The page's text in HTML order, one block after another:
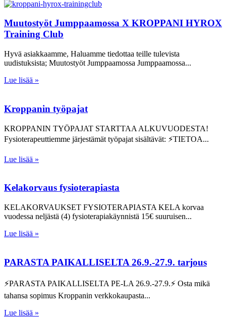
Muutostyöt Jumppaamossa X KROPPANI HYROX
Training Club
Hyvä asiakkaamme, Haluamme tiedottaa teille tulevista
uudistuksista; Muutostyöt Jumppaamossa Jumppaamossa
Lue lisää »
Kroppanin työpajat
KROPPANIN TYÖPAJAT STARTTAA ALKUVUODESTA!
Fysioterapeuttiemme järjestämät työpajat sisältävät: ⚡TIETOA
Lue lisää »
Kelakorvaus fysioterapiasta
KELAKORVAUKSET FYSIOTERAPIASTA KELA korvaa
vuodessa neljästä (4) fysioterapiakäynnistä 15€ suuruisen
Lue lisää »
PARASTA PAIKALLISELTA 26.9.-27.9. tarjous
⚡PARASTA PAIKALLISELTA PE-LA 26.9.-27.9.⚡ Osta mikä
tahansa sopimus Kroppanin verkkokaupasta
Lue lisää »